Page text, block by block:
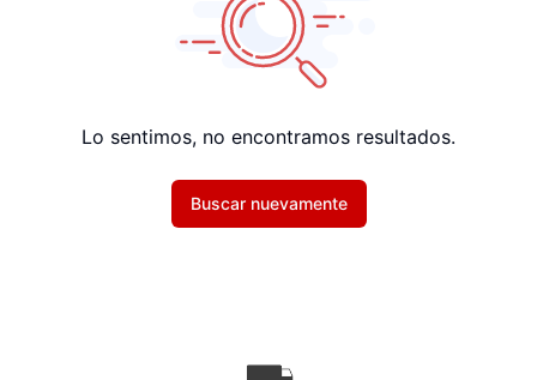
Lo sentimos, no encontramos resultados.
Buscar nuevamente